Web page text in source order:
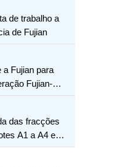
de trabalho a
de Fujian
Fujian para
Fujian-
das fracções
A1 a A4 e